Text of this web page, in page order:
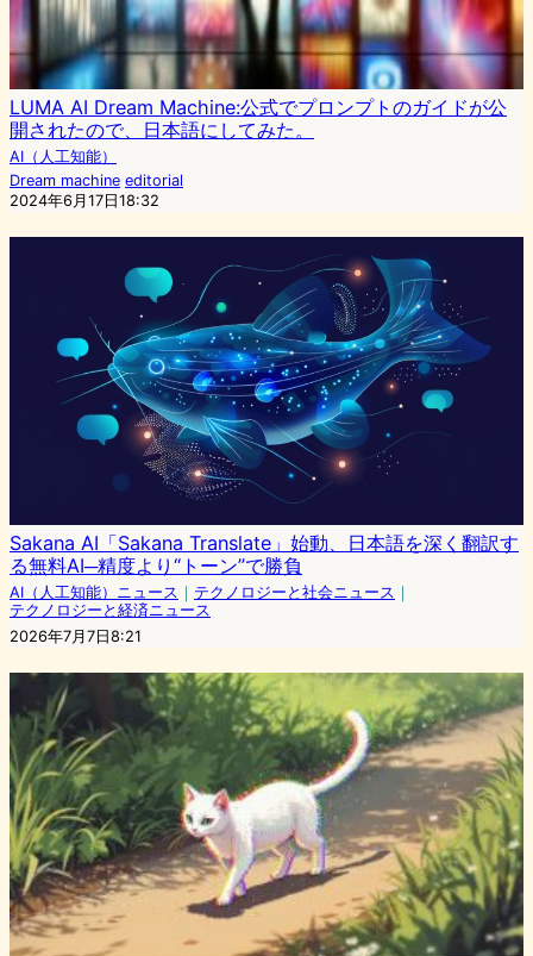
LUMA AI Dream Machine:公式でプロンプトのガイドが公
開されたので、日本語にしてみた。
AI（人工知能）
Dream machine editorial
2024年6月17日18:32
Sakana AI「Sakana Translate」始動、日本語を深く翻訳す
る無料AI─精度より“トーン”で勝負
AI（人工知能）ニュース ｜ テクノロジーと社会ニュース ｜
テクノロジーと経済ニュース
2026年7月7日8:21